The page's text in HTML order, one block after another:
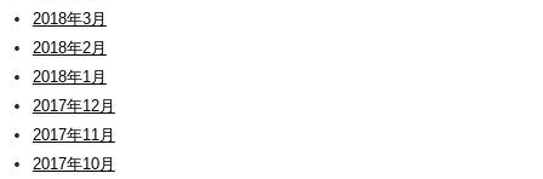
2018年3月
2018年2月
2018年1月
2017年12月
2017年11月
2017年10月